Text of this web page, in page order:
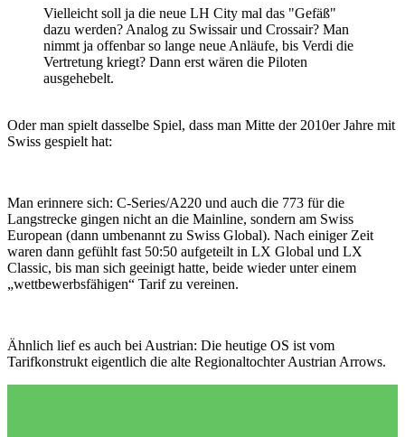
Vielleicht soll ja die neue LH City mal das "Gefäß"
dazu werden? Analog zu Swissair und Crossair? Man
nimmt ja offenbar so lange neue Anläufe, bis Verdi die
Vertretung kriegt? Dann erst wären die Piloten
ausgehebelt.
Oder man spielt dasselbe Spiel, dass man Mitte der 2010er Jahre mit
Swiss gespielt hat:
Man erinnere sich: C-Series/A220 und auch die 773 für die
Langstrecke gingen nicht an die Mainline, sondern am Swiss
European (dann umbenannt zu Swiss Global). Nach einiger Zeit
waren dann gefühlt fast 50:50 aufgeteilt in LX Global und LX
Classic, bis man sich geeinigt hatte, beide wieder unter einem
„wettbewerbsfähigen“ Tarif zu vereinen.
Ähnlich lief es auch bei Austrian: Die heutige OS ist vom
Tarifkonstrukt eigentlich die alte Regionaltochter Austrian Arrows.